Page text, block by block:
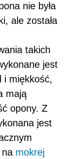
nie była
ale została
takich
jest
i miękkość,
mają
opony. Z
jest
na mokrej